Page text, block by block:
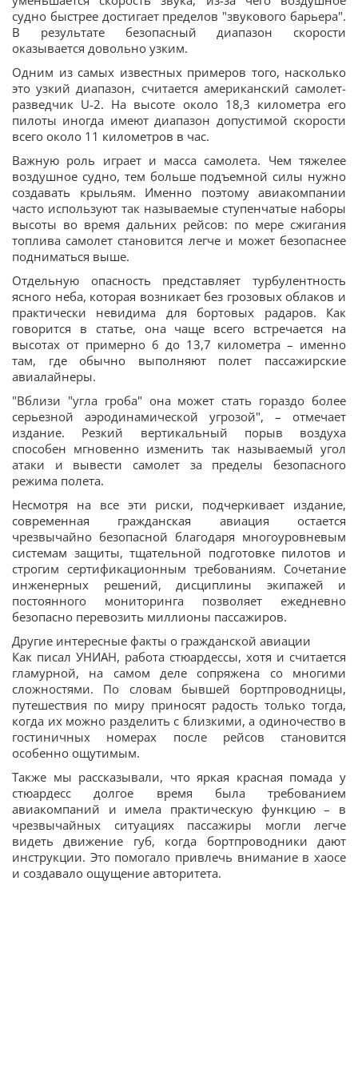
судно быстрее достигает пределов "звукового барьера".
В результате безопасный диапазон скорости
оказывается довольно узким.
Одним из самых известных примеров того, насколько
это узкий диапазон, считается американский самолет-
разведчик U-2. На высоте около 18,3 километра его
пилоты иногда имеют диапазон допустимой скорости
всего около 11 километров в час.
Важную роль играет и масса самолета. Чем тяжелее
воздушное судно, тем больше подъемной силы нужно
создавать крыльям. Именно поэтому авиакомпании
часто используют так называемые ступенчатые наборы
высоты во время дальних рейсов: по мере сжигания
топлива самолет становится легче и может безопаснее
подниматься выше.
Отдельную опасность представляет турбулентность
ясного неба, которая возникает без грозовых облаков и
практически невидима для бортовых радаров. Как
говорится в статье, она чаще всего встречается на
высотах от примерно 6 до 13,7 километра – именно
там, где обычно выполняют полет пассажирские
авиалайнеры.
"Вблизи "угла гроба" она может стать гораздо более
серьезной аэродинамической угрозой", – отмечает
издание. Резкий вертикальный порыв воздуха
способен мгновенно изменить так называемый угол
атаки и вывести самолет за пределы безопасного
режима полета.
Несмотря на все эти риски, подчеркивает издание,
современная гражданская авиация остается
чрезвычайно безопасной благодаря многоуровневым
системам защиты, тщательной подготовке пилотов и
строгим сертификационным требованиям. Сочетание
инженерных решений, дисциплины экипажей и
постоянного мониторинга позволяет ежедневно
безопасно перевозить миллионы пассажиров.
Другие интересные факты о гражданской авиации
Как писал УНИАН, работа стюардессы, хотя и считается
гламурной, на самом деле сопряжена со многими
сложностями. По словам бывшей бортпроводницы,
путешествия по миру приносят радость только тогда,
когда их можно разделить с близкими, а одиночество в
гостиничных номерах после рейсов становится
особенно ощутимым.
Также мы рассказывали, что яркая красная помада у
стюардесс долгое время была требованием
авиакомпаний и имела практическую функцию – в
чрезвычайных ситуациях пассажиры могли легче
видеть движение губ, когда бортпроводники дают
инструкции. Это помогало привлечь внимание в хаосе
и создавало ощущение авторитета.